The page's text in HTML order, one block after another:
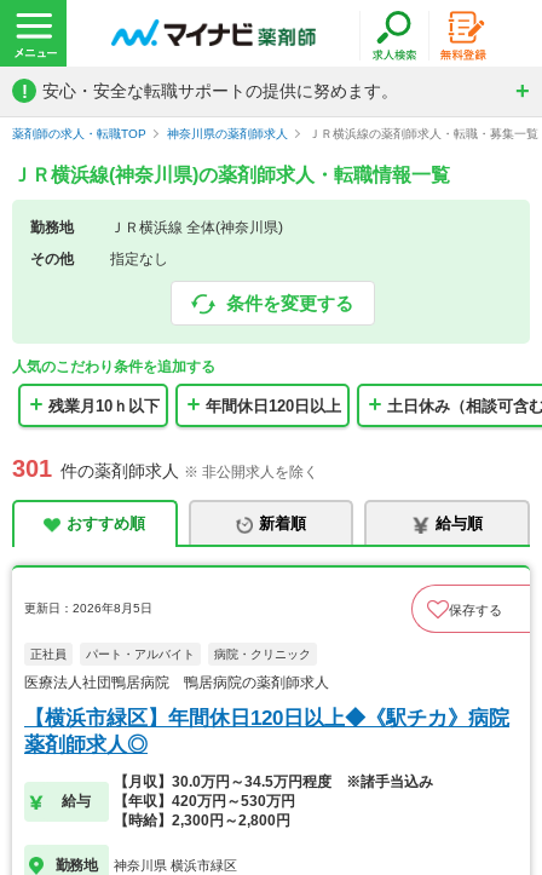
! 安心・安全な転職サポートの提供に努めます。
薬剤師の求人・転職TOP 神奈川県の薬剤師求人 ＪＲ横浜線の薬剤師求人・転職・募集一覧
ＪＲ横浜線(神奈川県)の薬剤師求人・転職情報一覧
勤務地
ＪＲ横浜線 全体(神奈川県)
その他
指定なし
条件を変更する
人気のこだわり条件を追加する
残業月10ｈ以下 年間休日120日以上 土日休み（相談可含
301 件の薬剤師求人 ※ 非公開求人を除く
おすすめ順 新着順 給与順
更新日：2026年8月5日 保存する
正社員 パート・アルバイト 病院・クリニック
医療法人社団鴨居病院 鴨居病院の薬剤師求人
【横浜市緑区】年間休日120日以上◆《駅チカ》病院
薬剤師求人◎
給与
【月収】30.0万円～34.5万円程度 ※諸手当込み
【年収】420万円～530万円
【時給】2,300円～2,800円
勤務地 神奈川県 横浜市緑区